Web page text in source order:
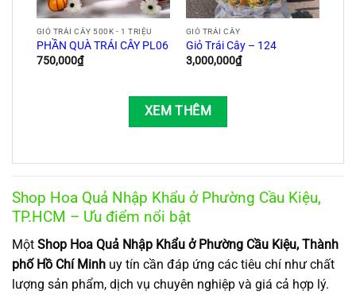
GIỎ TRÁI CÂY 500K - 1 TRIỆU
PHẦN QUÀ TRÁI CÂY PL06
750,000₫
GIỎ TRÁI CÂY
Giỏ Trái Cây – 124
3,000,000₫
XEM THÊM
Shop Hoa Quả Nhập Khẩu ở Phường Cầu Kiệu,
TP.HCM – Ưu điểm nổi bật
Một Shop Hoa Quả Nhập Khẩu ở Phường Cầu Kiệu, Thành
phố Hồ Chí Minh uy tín cần đáp ứng các tiêu chí như chất
lượng sản phẩm, dịch vụ chuyên nghiệp và giá cả hợp lý.